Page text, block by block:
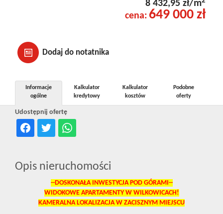
8 432,95 zł/m
cena: 649 000 zł
Dodaj do notatnika
Udostępnij ofertę
Informacje
ogólne
Kalkulator
kredytowy
Kalkulator
kosztów
Podobne
oferty
Opis nieruchomości
--DOSKONAŁA INWESTYCJA POD GÓRAMI--
WIDOKOWE APARTAMENTY W WILKOWICACH!
KAMERALNA LOKALIZACJA W ZACISZNYM MIEJSCU